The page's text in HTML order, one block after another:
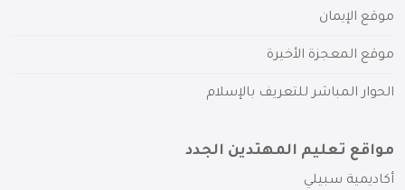
موقع الإيمان
موقع المعجزة الأخيرة
الحوار المباشر للتعريف بالإسلام
مواقع تعليم المهتدين الجدد
أكاديمية سبيلي